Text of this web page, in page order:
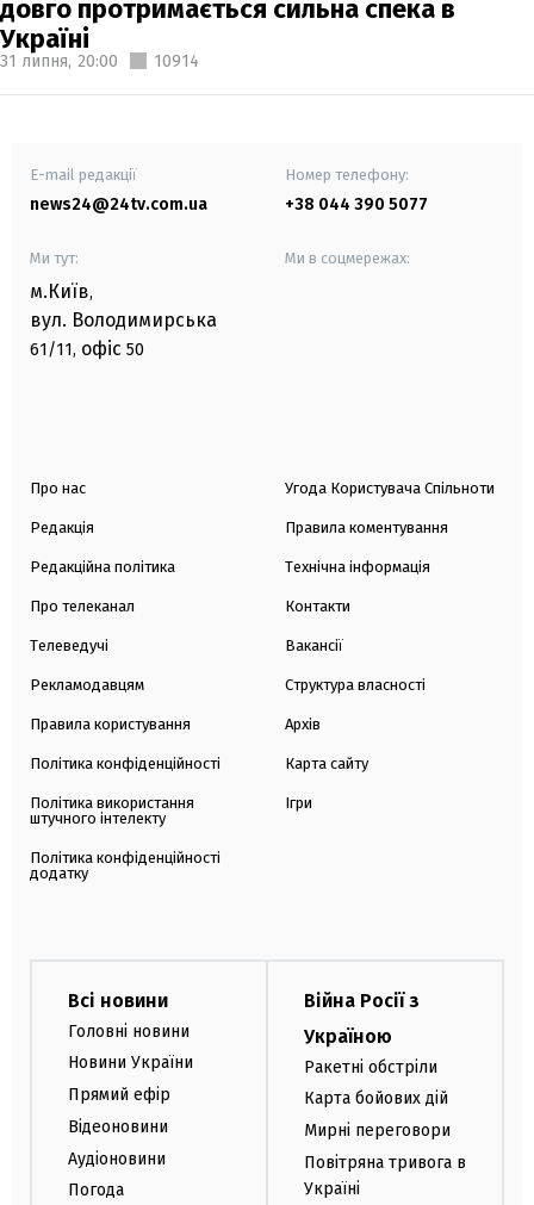
довго протримається сильна спека в
Україні
31 липня, 20:00 10914
E-mail редакції
news24@24tv.com.ua
Номер телефону:
+38 044 390 5077
Ми тут:
м.Київ,
вул. Володимирська
61/11, офіс 50
Ми в соцмережах:
Про нас
Редакція
Редакційна політика
Про телеканал
Телеведучі
Рекламодавцям
Правила користування
Політика конфіденційності
Політика використання
штучного інтелекту
Політика конфіденційності
додатку
Угода Користувача Спільноти
Правила коментування
Технічна інформація
Контакти
Вакансії
Структура власності
Архів
Карта сайту
Ігри
Всі новини
Головні новини
Новини України
Прямий ефір
Відеоновини
Аудіоновини
Погода
Війна Росії з
Україною
Ракетні обстріли
Карта бойових дій
Мирні переговори
Повітряна тривога в
Україні